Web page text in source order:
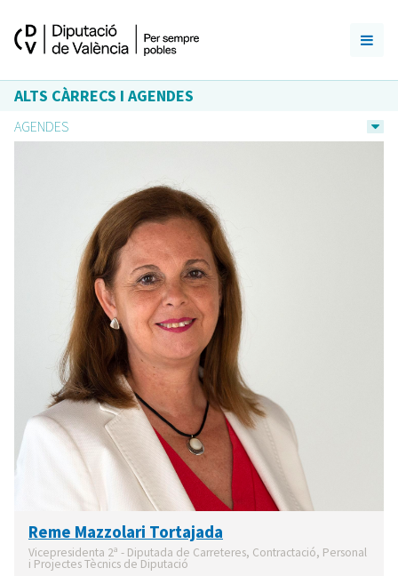
ALTS CÀRRECS I AGENDES
AGENDES
Reme Mazzolari Tortajada
Vicepresidenta 2ª - Diputada de Carreteres, Contractació, Personal
i Projectes Tècnics de Diputació